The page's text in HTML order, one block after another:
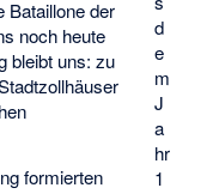
d
e
m
J
a
hr
1
Bataillone der
noch heute
bleibt uns: zu
formierten